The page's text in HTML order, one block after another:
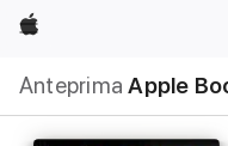
Apple
Anteprima Apple
locale
Apri
Menu